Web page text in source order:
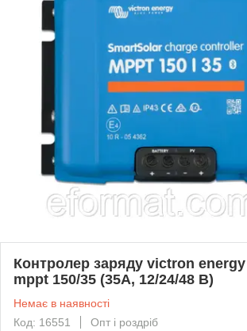
Контролер заряду victron
mppt 150/35 (35A, 12/24/48 B)
Немає в наявності
Код: 16551
Опт і роздріб